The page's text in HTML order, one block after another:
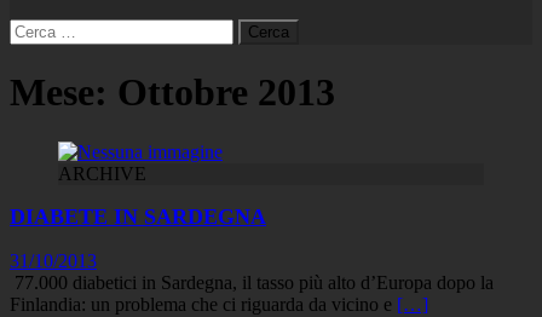
Ricerca
per:
Mese: Ottobre 2013
ARCHIVE
DIABETE IN SARDEGNA
31/10/2013
77.000 diabetici in Sardegna, il tasso più alto d’Europa dopo la
Finlandia: un problema che ci riguarda da vicino e […]